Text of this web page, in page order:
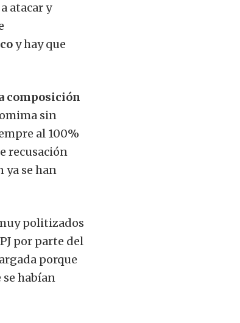
atacar y
y hay que
composición
sin
al 100%
recusación
ya se han
politizados
por parte del
porque
habían